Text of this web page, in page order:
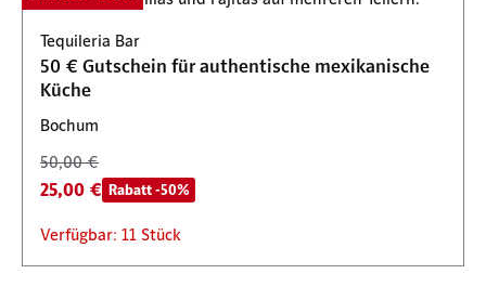
Tequileria Bar
50 € Gutschein für authentische mexikanische
Küche
Bochum
50,00 €
25,00 € Rabatt -50%
Verfügbar: 11 Stück